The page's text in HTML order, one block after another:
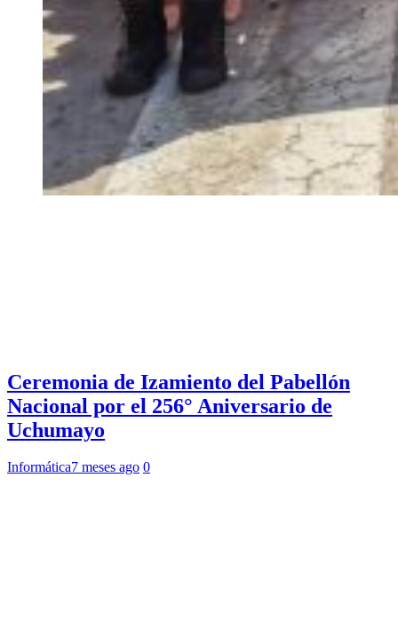
Ceremonia de Izamiento del Pabellón
Nacional por el 256° Aniversario de
Uchumayo
Informática7 meses ago 0